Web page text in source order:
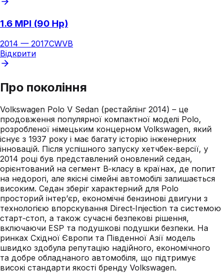
1.6 MPI (90 Hp)
2014 — 2017CWVB
Відкрити
Про покоління
Volkswagen Polo V Sedan (рестайлінг 2014) – це
продовження популярної компактної моделі Polo,
розробленої німецьким концерном Volkswagen, який
існує з 1937 року і має багату історію інженерних
інновацій. Після успішного запуску хетчбек‑версії, у
2014 році був представлений оновлений седан,
орієнтований на сегмент B‑класу в країнах, де попит
на недорогі, але якісні сімейні автомобілі залишається
високим. Седан зберіг характерний для Polo
просторий інтер’єр, економічні бензинові двигуни з
технологією впорскування Direct‑Injection та системою
старт‑стоп, а також сучасні безпекові рішення,
включаючи ESP та подушкові подушки безпеки. На
ринках Східної Європи та Південної Азії модель
швидко здобула репутацію надійного, економічного
та добре обладнаного автомобіля, що підтримує
високі стандарти якості бренду Volkswagen.